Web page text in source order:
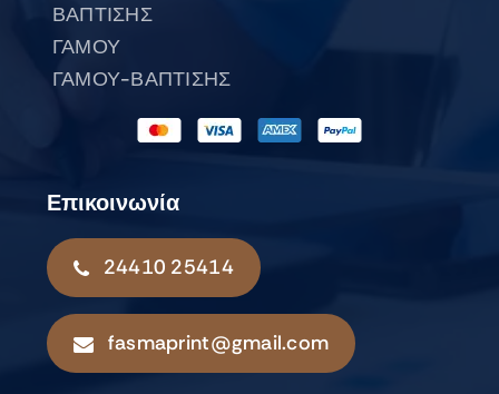
ΒΑΠΤΙΣΗΣ
ΓΑΜΟΥ
ΓΑΜΟΥ-ΒΑΠΤΙΣΗΣ
Επικοινωνία
24410 25414
fasmaprint@gmail.com